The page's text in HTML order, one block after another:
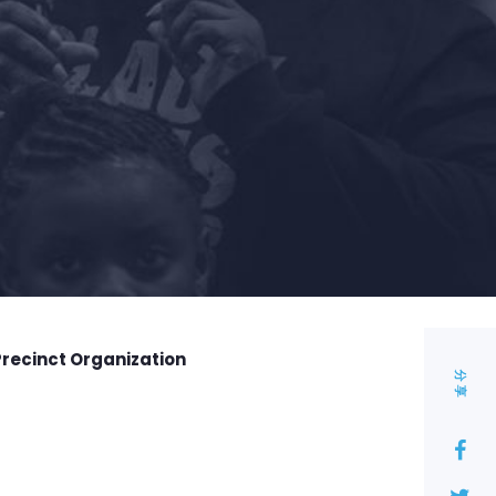
分享
Organization